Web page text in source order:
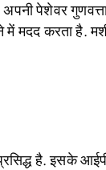
पेशेवर
में मदद करता
है. इसके